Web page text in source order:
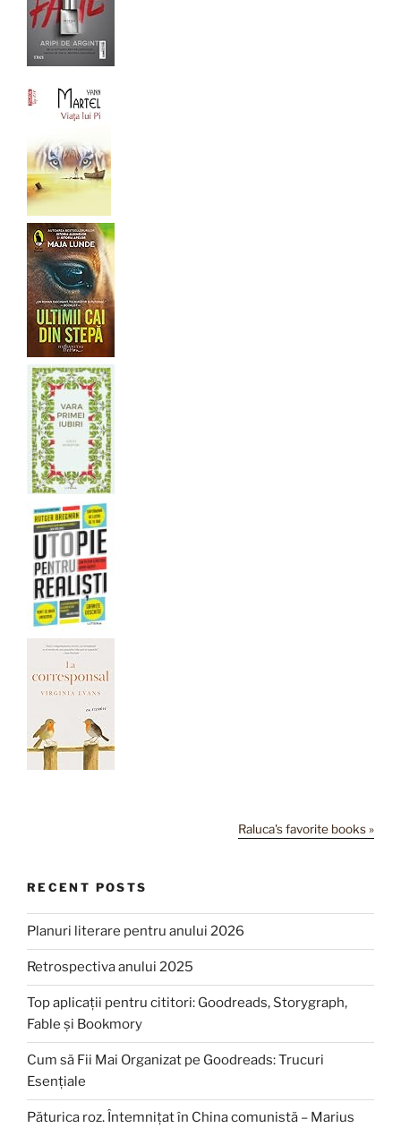
Raluca's favorite books »
RECENT POSTS
Planuri literare pentru anului 2026
Retrospectiva anului 2025
Top aplicații pentru cititori: Goodreads, Storygraph,
Fable și Bookmory
Cum să Fii Mai Organizat pe Goodreads: Trucuri
Esențiale
Păturica roz. Întemnițat în China comunistă – Marius